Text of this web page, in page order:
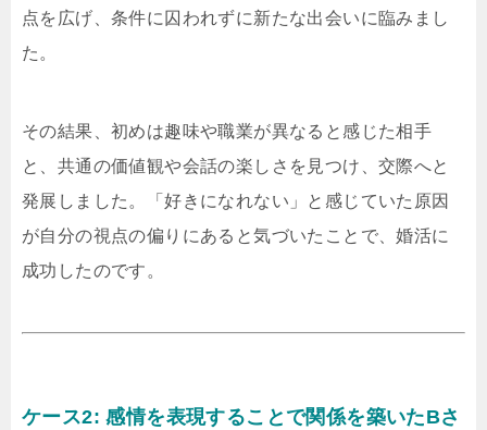
点を広げ、条件に囚われずに新たな出会いに臨みまし
た。
その結果、初めは趣味や職業が異なると感じた相手
と、共通の価値観や会話の楽しさを見つけ、交際へと
発展しました。「好きになれない」と感じていた原因
が自分の視点の偏りにあると気づいたことで、婚活に
成功したのです。
ケース2: 感情を表現することで関係を築いたBさ